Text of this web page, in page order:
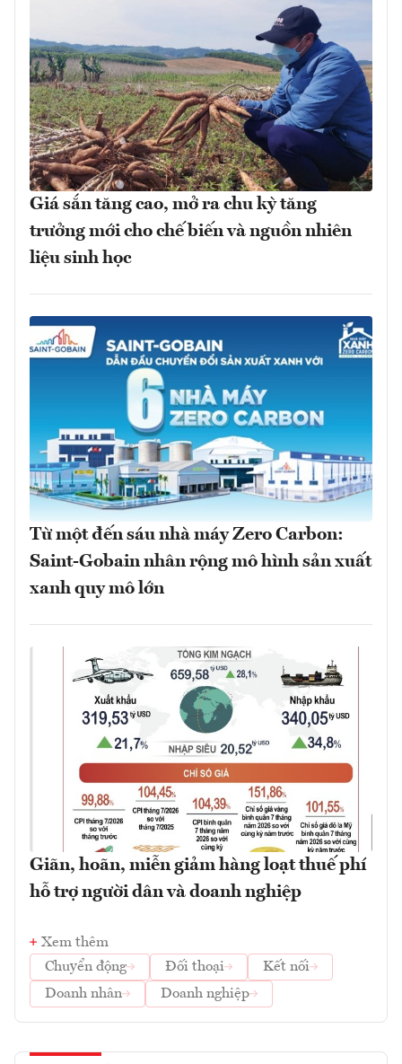
Giá sắn tăng cao, mở ra chu kỳ tăng
trưởng mới cho chế biến và nguồn nhiên
liệu sinh học
Từ một đến sáu nhà máy Zero Carbon:
Saint-Gobain nhân rộng mô hình sản xuất
xanh quy mô lớn
Giãn, hoãn, miễn giảm hàng loạt thuế phí
hỗ trợ người dân và doanh nghiệp
Xem thêm
Chuyển động
Đối thoại
Kết nối
Doanh nhân
Doanh nghiệp